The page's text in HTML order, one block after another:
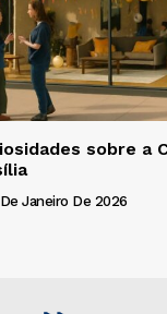
sobre a
Janeiro De 2026